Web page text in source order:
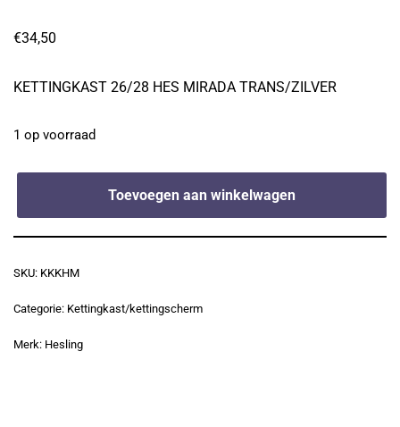
€34,50
KETTINGKAST 26/28 HES MIRADA TRANS/ZILVER
1 op voorraad
Toevoegen aan winkelwagen
SKU: KKKHM
Categorie: Kettingkast/kettingscherm
Merk: Hesling